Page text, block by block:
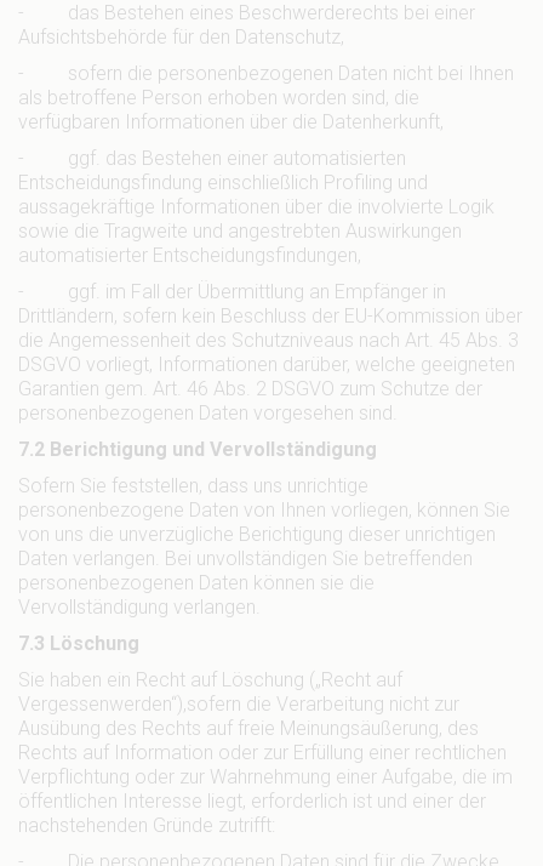
- das Bestehen eines Beschwerderechts bei einer
Aufsichtsbehörde für den Datenschutz,
- sofern die personenbezogenen Daten nicht bei Ihnen
als betroffene Person erhoben worden sind, die
verfügbaren Informationen über die Datenherkunft,
- ggf. das Bestehen einer automatisierten
Entscheidungsfindung einschließlich Profiling und
aussagekräftige Informationen über die involvierte Logik
sowie die Tragweite und angestrebten Auswirkungen
automatisierter Entscheidungsfindungen,
- ggf. im Fall der Übermittlung an Empfänger in
Drittländern, sofern kein Beschluss der EU-Kommission über
die Angemessenheit des Schutzniveaus nach Art. 45 Abs. 3
DSGVO vorliegt, Informationen darüber, welche geeigneten
Garantien gem. Art. 46 Abs. 2 DSGVO zum Schutze der
personenbezogenen Daten vorgesehen sind.
7.2 Berichtigung und Vervollständigung
Sofern Sie feststellen, dass uns unrichtige
personenbezogene Daten von Ihnen vorliegen, können Sie
von uns die unverzügliche Berichtigung dieser unrichtigen
Daten verlangen. Bei unvollständigen Sie betreffenden
personenbezogenen Daten können sie die
Vervollständigung verlangen.
7.3 Löschung
Sie haben ein Recht auf Löschung („Recht auf
Vergessenwerden“),sofern die Verarbeitung nicht zur
Ausübung des Rechts auf freie Meinungsäußerung, des
Rechts auf Information oder zur Erfüllung einer rechtlichen
Verpflichtung oder zur Wahrnehmung einer Aufgabe, die im
öffentlichen Interesse liegt, erforderlich ist und einer der
nachstehenden Gründe zutrifft: